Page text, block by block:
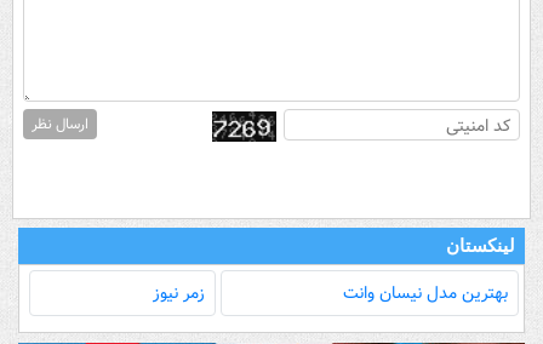
ارسال نظر
لینکستان
بهترین مدل‌ نیسان وانت زمر نیوز